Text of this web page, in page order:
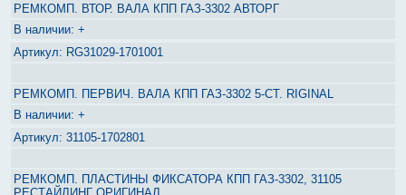
РЕМКОМП. ВТОР. ВАЛА КПП ГАЗ-3302 АВТОРГ
+
RG31029-1701001
РЕМКОМП. ПЕРВИЧ. ВАЛА КПП ГАЗ-3302 5-СТ. RIGINAL
+
31105-1702801
РЕМКОМП. ПЛАСТИНЫ ФИКСАТОРА КПП ГАЗ-3302, 31105